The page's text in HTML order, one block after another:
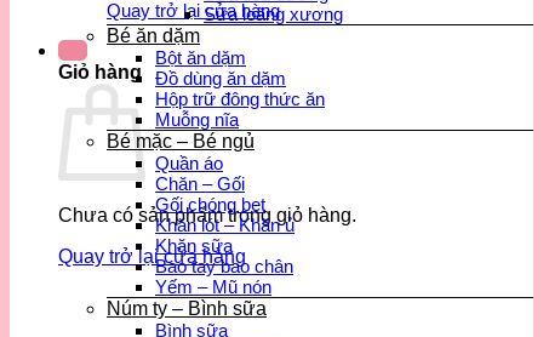
Quay trở lại cửa hàng
Giỏ hàng
Chưa có sản phẩm trong giỏ hàng.
Quay trở lại cửa hàng
Sữa loãng xương
Bé ăn dặm
Bột ăn dặm
Đồ dùng ăn dặm
Hộp trữ đông thức ăn
Muỗng nĩa
Bé mặc – Bé ngủ
Quần áo
Chăn – Gối
Gối chóng bẹt
Khăn lót – Khăn ủ
Khăn sữa
Bao tay bao chân
Yếm – Mũ nón
Núm ty – Bình sữa
Bình sữa